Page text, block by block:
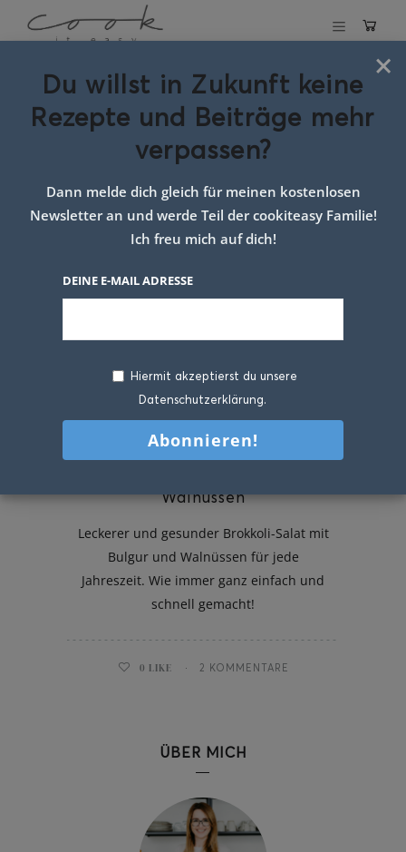
Schlagwort:
Brokkoli-Salat
Rezept
Walnüssen
Leckerer und gesunder Brokkoli-Salat mit
Bulgur und Walnüssen für jede
Jahreszeit. Wie immer ganz einfach und
schnell gemacht!
0 LIKE 2 KOMMENTARE
ÜBER MICH
×
Du willst in Zukunft keine
Rezepte und Beiträge mehr
verpassen?
Dann melde dich gleich für meinen kostenlosen
Newsletter an und werde Teil der cookiteasy Familie!
Ich freu mich auf dich!
DEINE E-MAIL ADRESSE
Hiermit akzeptierst du unsere
Datenschutzerklärung.